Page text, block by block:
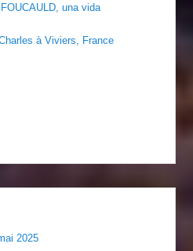
una vida
à Viviers, France
2025